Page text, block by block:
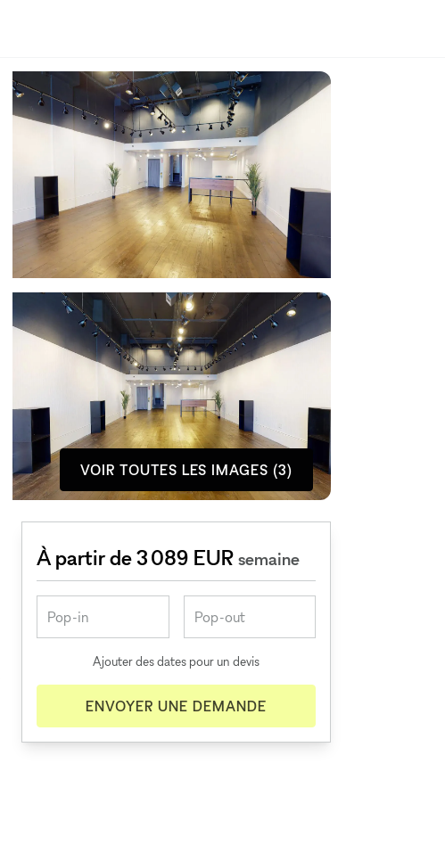
VOIR TOUTES LES IMAGES (3)
À partir de 3 089 EURsemaine
Ajouter des dates pour un devis
ENVOYER UNE DEMANDE